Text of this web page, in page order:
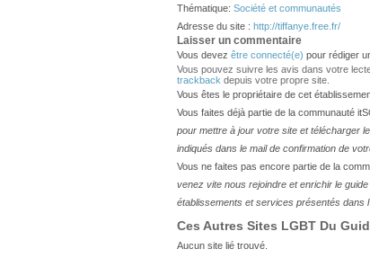
Thématique: Société et communautés
Adresse du site : http://tiffanye.free.fr/
Laisser un commentaire
Vous devez être connecté(e) pour rédiger
Vous pouvez suivre les avis dans votre
trackback depuis votre propre site.
Vous êtes le propriétaire de cet
Vous faites déjà partie de la communauté
pour mettre à jour votre site et télécharger
indiqués dans le mail de confirmation de
Vous ne faites pas encore partie de la
venez vite nous rejoindre et enrichir le
établissements et services présentés dans
Ces Autres Sites LGBT Du
Aucun site lié trouvé.